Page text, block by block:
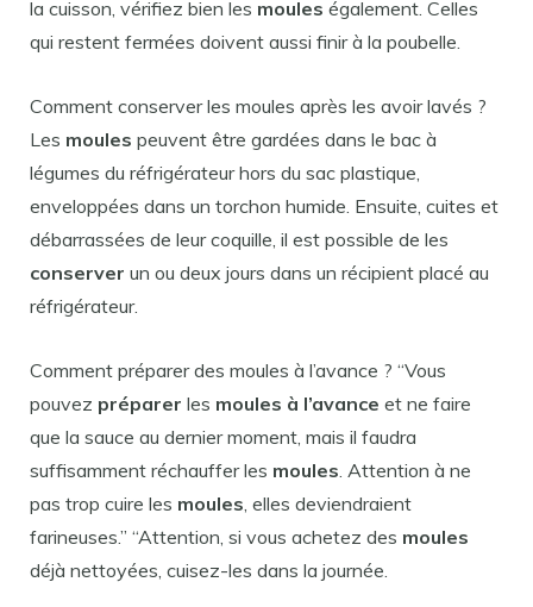
la cuisson, vérifiez bien les moules également. Celles
qui restent fermées doivent aussi finir à la poubelle.
Comment conserver les moules après les avoir lavés ?
Les moules peuvent être gardées dans le bac à
légumes du réfrigérateur hors du sac plastique,
enveloppées dans un torchon humide. Ensuite, cuites et
débarrassées de leur coquille, il est possible de les
conserver un ou deux jours dans un récipient placé au
réfrigérateur.
Comment préparer des moules à l’avance ? “Vous
pouvez préparer les moules à l’avance et ne faire
que la sauce au dernier moment, mais il faudra
suffisamment réchauffer les moules . Attention à ne
pas trop cuire les moules , elles deviendraient
farineuses.” “Attention, si vous achetez des moules
déjà nettoyées, cuisez-les dans la journée.